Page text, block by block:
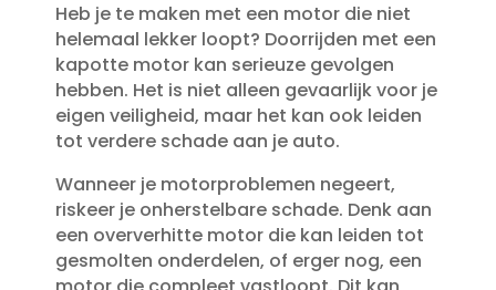
Heb je te maken met een motor die niet
helemaal lekker loopt? Doorrijden met een
kapotte motor kan serieuze gevolgen
hebben.​ Het is niet alleen gevaarlijk voor je
eigen veiligheid, maar het kan ook leiden
tot verdere schade aan je auto.​
Wanneer je motorproblemen negeert,
riskeer je onherstelbare schade.​ Denk aan
een oververhitte motor die kan leiden tot
gesmolten onderdelen, of erger nog, een